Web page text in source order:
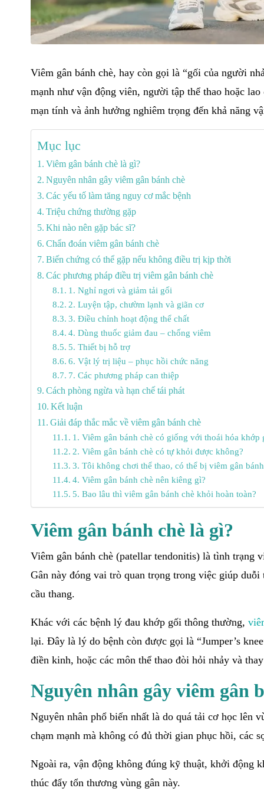
Viêm gân bánh chè, hay còn gọi là “gối của người
mạnh như vận động viên, người tập thể thao hoặc
mạn tính và ảnh hưởng nghiêm trọng đến khả năng
Mục lục
Viêm gân bánh chè là gì?
Nguyên nhân gây viêm gân bánh chè
Các yếu tố làm tăng nguy cơ mắc bệnh
Triệu chứng thường gặp
Khi nào nên gặp bác sĩ?
Chẩn đoán viêm gân bánh chè
Biến chứng có thể gặp nếu không điều trị kịp thời
Các phương pháp điều trị viêm gân bánh chè
1. Nghỉ ngơi và giảm tải gối
2. Luyện tập, chườm lạnh và giãn cơ
3. Điều chỉnh hoạt động thể chất
4. Dùng thuốc giảm đau – chống viêm
5. Thiết bị hỗ trợ
6. Vật lý trị liệu – phục hồi chức năng
7. Các phương pháp can thiệp
Cách phòng ngừa và hạn chế tái phát
Kết luận
Giải đáp thắc mắc về viêm gân bánh chè
1. Viêm gân bánh chè có giống với thoái hóa khớp
2. Viêm gân bánh chè có tự khỏi được không?
3. Tôi không chơi thể thao, có thể bị viêm gân
4. Viêm gân bánh chè nên kiêng gì?
5. Bao lâu thì viêm gân bánh chè khỏi hoàn toàn?
Viêm gân bánh chè là gì?
Viêm gân bánh chè (patellar tendonitis) là tình trạng
Gân này đóng vai trò quan trọng trong việc giúp
cầu thang.
Khác với các bệnh lý đau khớp gối thông thường,
lại. Đây là lý do bệnh còn được gọi là “Jumper’s
điền kinh, hoặc các môn thể thao đòi hỏi nhảy và
Nguyên nhân gây viêm gân
Nguyên nhân phổ biến nhất là do quá tải cơ học lên
chạm mạnh mà không có đủ thời gian phục hồi, các
Ngoài ra, vận động không đúng kỹ thuật, khởi động
thúc đẩy tổn thương vùng gân này.